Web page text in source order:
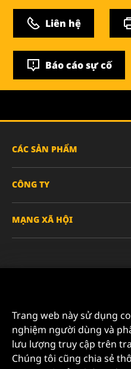
Liên hệ
Báo cáo sự cố
CÁC SẢN PHẨM
XE HÀNH KHÁCH VÀ XE
CÔNG TY
VỀ CHÚNG TÔI
SỰ NGHIỆP
QUYỀN RIÊNG TƯ DỮ
MẠNG XÃ HỘI
YouTube
MANN+HUMMEL FILTER
Trang web này sử dụng
nghiệm người dùng và
lưu lượng truy cập trên
Chúng tôi cũng chia sẻ